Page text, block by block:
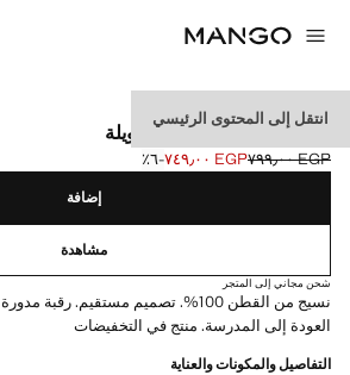
انتقل إلى المحتوى الرئيسي
تي شيرت قطني بأكمام طويلة
السعر الأول محذوف [EGP ٧٩٩٫٠٠ ]
EGP ٧٩٩٫٠٠
السعر الحالي [EGP ٧٤٩٫٠٠ ]EGP ٧٤٩٫٠٠ ؜-٦٪؜
حدد اللون
إضافة
مشاهدة
شحن مجاني إلى المتجر
نسيج من القطن 100%. تصميم مستقيم.
العودة إلى المدرسة. منتج في التخفيضات
التفاصيل والمكونات والعناية